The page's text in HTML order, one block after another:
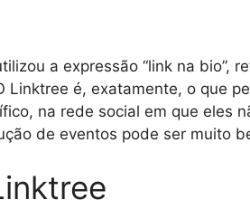
a expressão “link na bio”,
Linktree é, exatamente, o que
na rede social em que eles
de eventos pode ser muito